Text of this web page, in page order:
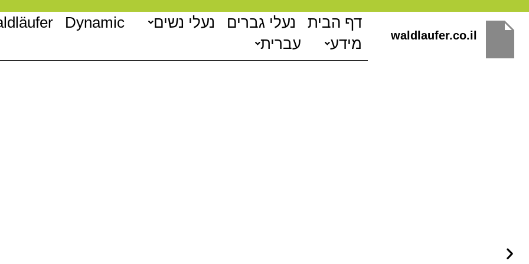
דילוג
לתוכן
waldlaufer.co.il
דף הבית נעלי גברים נעלי נשים Dynamic
מידע
עברית